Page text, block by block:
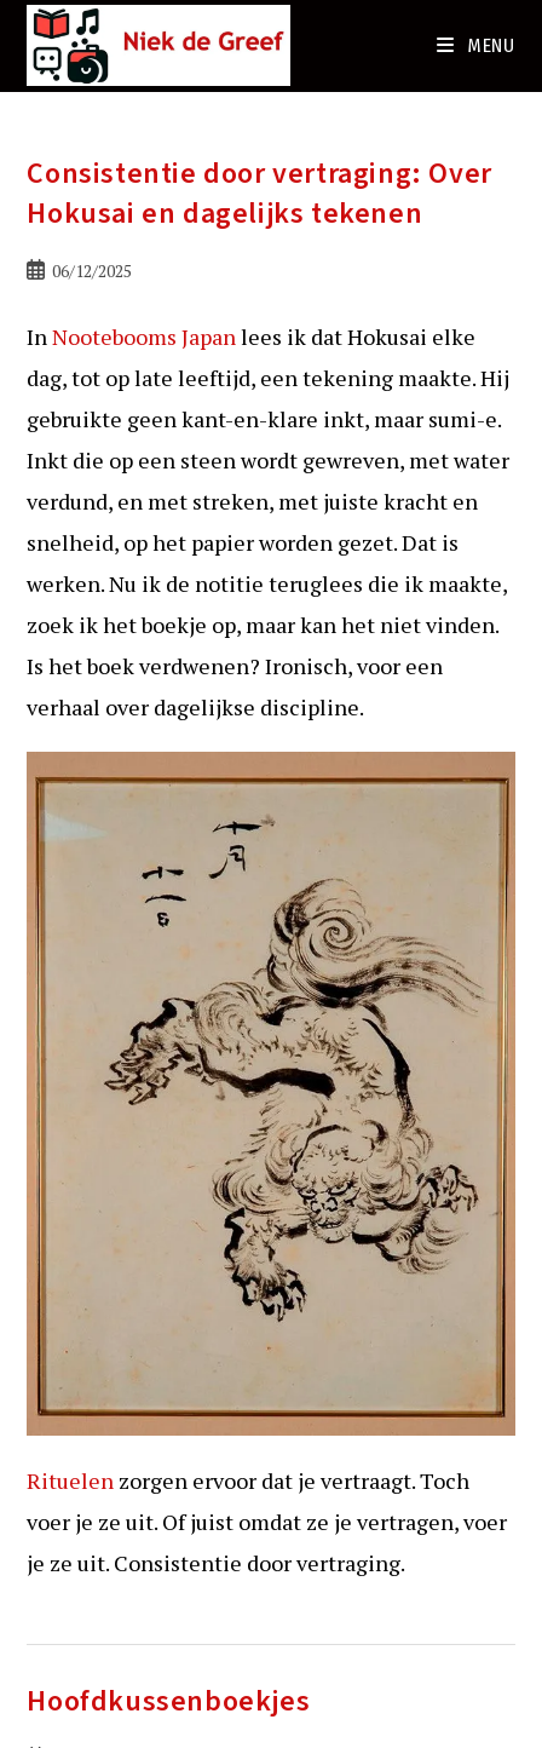
MENU
Consistentie door vertraging: Over
Hokusai en dagelijks tekenen
Bericht06/12/2025
InNooteboomsJapanlees ik dat Hokusai elke
dag, tot op late leeftijd, een tekening maakte. Hij
gebruikte geen kant-en-klare inkt, maar sumi-e.
Inkt die op een steen wordt gewreven, met water
verdund, en met streken, met juiste kracht en
snelheid, op het papier worden gezet. Dat is
werken. Nu ik de notitie teruglees die ik maakte,
zoek ik het boekje op, maar kan het niet vinden.
Is het boek verdwenen? Ironisch, voor een
verhaal over dagelijkse discipline.
Rituelen zorgen ervoor dat je vertraagt. Toch
voer je ze uit. Of juist omdat ze je vertragen, voer
je ze uit. Consistentie door vertraging.
Hoofdkussenboekjes